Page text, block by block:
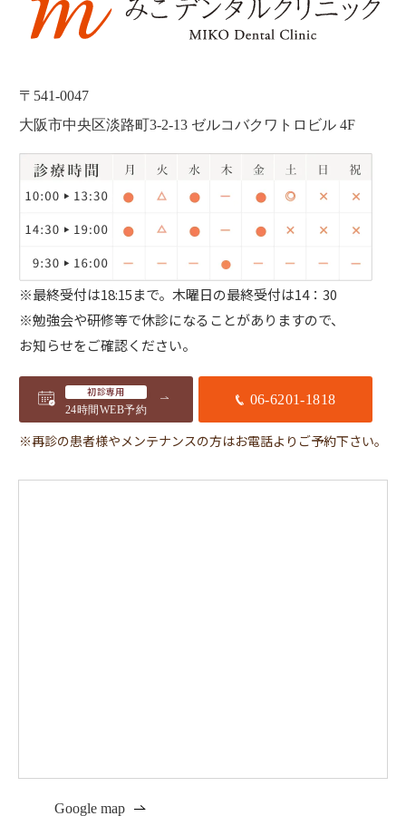
〒541-0047
大阪市中央区淡路町3-2-13 ゼルコバクワトロビル 4F
※最終受付は18:15まで。 木曜日の最終受付は14：30
※勉強会や研修等で休診になることがありますので、
お知らせをご確認ください。
初診専用
24時間WEB予約
06-6201-1818
※再診の患者様やメンテナンスの方はお電話よりご予約下さい。
Google map